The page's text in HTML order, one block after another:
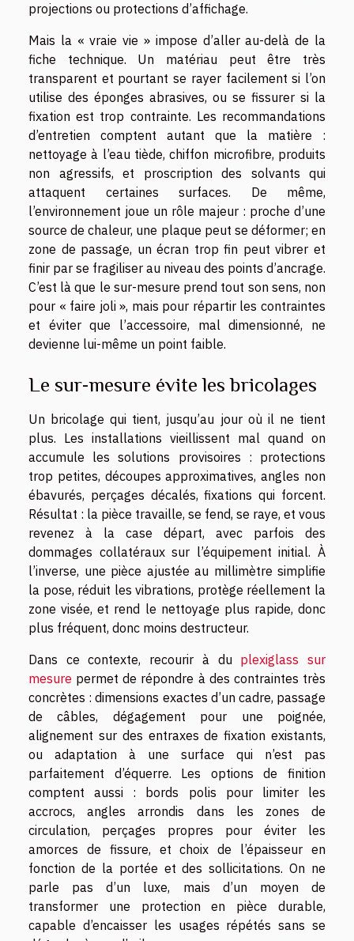
projections ou protections d’affichage.
Mais la « vraie vie » impose d’aller au-delà de la
fiche technique. Un matériau peut être très
transparent et pourtant se rayer facilement si l’on
utilise des éponges abrasives, ou se fissurer si la
fixation est trop contrainte. Les recommandations
d’entretien comptent autant que la matière :
nettoyage à l’eau tiède, chiffon microfibre, produits
non agressifs, et proscription des solvants qui
attaquent certaines surfaces. De même,
l’environnement joue un rôle majeur : proche d’une
source de chaleur, une plaque peut se déformer; en
zone de passage, un écran trop fin peut vibrer et
finir par se fragiliser au niveau des points d’ancrage.
C’est là que le sur-mesure prend tout son sens, non
pour « faire joli », mais pour répartir les contraintes
et éviter que l’accessoire, mal dimensionné, ne
devienne lui-même un point faible.
Le sur-mesure évite les bricolages
Un bricolage qui tient, jusqu’au jour où il ne tient
plus. Les installations vieillissent mal quand on
accumule les solutions provisoires : protections
trop petites, découpes approximatives, angles non
ébavurés, perçages décalés, fixations qui forcent.
Résultat : la pièce travaille, se fend, se raye, et vous
revenez à la case départ, avec parfois des
dommages collatéraux sur l’équipement initial. À
l’inverse, une pièce ajustée au millimètre simplifie
la pose, réduit les vibrations, protège réellement la
zone visée, et rend le nettoyage plus rapide, donc
plus fréquent, donc moins destructeur.
Dans ce contexte, recourir à du plexiglass sur
mesure permet de répondre à des contraintes très
concrètes : dimensions exactes d’un cadre, passage
de câbles, dégagement pour une poignée,
alignement sur des entraxes de fixation existants,
ou adaptation à une surface qui n’est pas
parfaitement d’équerre. Les options de finition
comptent aussi : bords polis pour limiter les
accrocs, angles arrondis dans les zones de
circulation, perçages propres pour éviter les
amorces de fissure, et choix de l’épaisseur en
fonction de la portée et des sollicitations. On ne
parle pas d’un luxe, mais d’un moyen de
transformer une protection en pièce durable,
capable d’encaisser les usages répétés sans se